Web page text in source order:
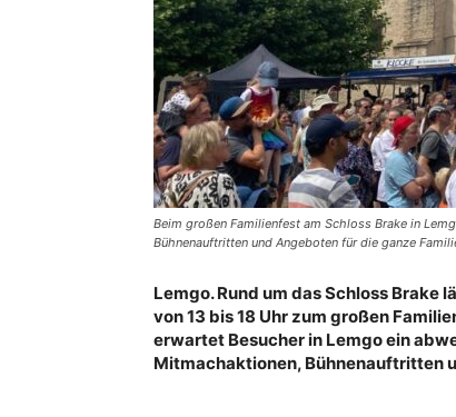
Beim großen Familienfest am Schloss Brake in
Bühnenauftritten und Angeboten für die ganze
Lemgo. Rund um das Schloss Brake
von 13 bis 18 Uhr zum großen
erwartet Besucher in Lemgo ein
Mitmachaktionen, Bühnenauftritten